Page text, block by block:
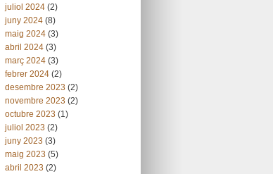
juliol 2024(2)
juny 2024(8)
maig 2024(3)
abril 2024(3)
març 2024(3)
febrer 2024(2)
desembre 2023 (2)
novembre 2023 (2)
octubre 2023 (1)
juliol 2023 (2)
juny 2023 (3)
maig 2023 (5)
abril 2023 (2)